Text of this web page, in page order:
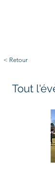
< Retour
Tout